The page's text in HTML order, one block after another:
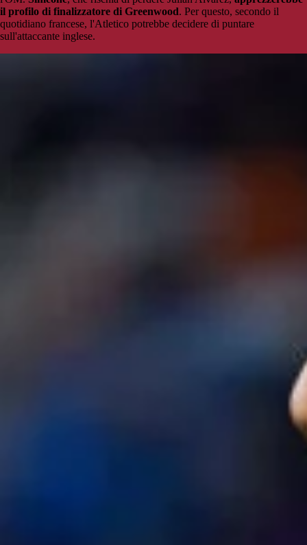
il profilo di finalizzatore di Greenwood. Per questo, secondo il
quotidiano francese, l'Atletico potrebbe decidere di puntare
sull'attaccante inglese.